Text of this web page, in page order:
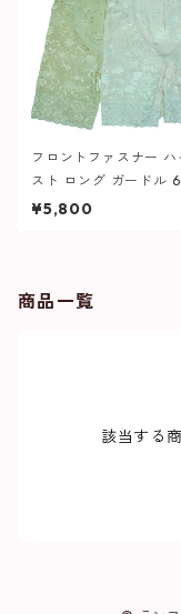
フロントファスナー ハ
スト ロング ガードル
ディース
¥5,800
商品一覧
該当する